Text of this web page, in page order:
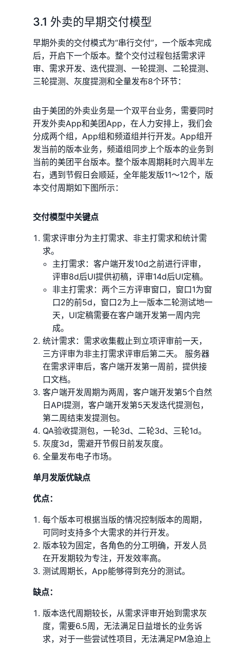
3.1 外卖的早期交付模型
早期外卖的交付模式为“串行交付”，一个版本完成
后，开启下一个版本。整个交付过程包括需求评
审、需求开发、迭代提测、一轮提测、二轮提测、
三轮提测、灰度提测和全量发布8个环节：
由于美团的外卖业务是一个双平台业务，需要同时
开发外卖App和美团App，在人力安排上，我们会
分成两个组，App组和频道组并行开发。App组开
发当前的版本业务，频道组同步上个版本的业务到
当前的美团平台版本。整个版本周期耗时六周半左
右，遇到节假日会顺延，全年能发版11～12个，版
本交付周期如下图所示：
交付模型中关键点
需求评审分为主打需求、非主打需求和统计需
求。
主打需求：客户端开发10d之前进行评审，
评审8d后UI提供初稿，评审14d后UI定稿。
非主打需求：两个三方评审窗口，窗口1为窗
口2的前5d，窗口2为上一版本二轮测试地一
天，UI定稿需要在客户端开发第一周内完
成。
统计需求：需求收集截止到立项评审前一天，
三方评审为非主打需求评审后第二天。 服务器
在需求评审后，客户端开发第一周前，提供接
口文档。
客户端开发周期为两周，客户端开发第5个自然
日API提测，客户端开发第5天发迭代提测包，
第二周结束发提测包。
QA验收提测包，一轮3d、二轮3d、三轮1d。
灰度3d，需避开节假日前发灰度。
全量发布电子市场。
单月发版优缺点
优点：
每个版本可根据当版的情况控制版本的周期，
可同时支持多个大需求的并行开发。
版本较为固定，各角色的分工明确，开发人员
在开发期较为专注，开发效率高。
测试周期长，App能够得到充分的测试。
缺点：
版本迭代周期较长，从需求评审开始到需求灰
度，需要6.5周，无法满足日益增长的业务诉
求，对于一些尝试性项目，无法满足PM急迫上